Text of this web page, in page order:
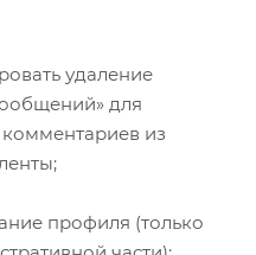
удаление
для
из
профиля (только